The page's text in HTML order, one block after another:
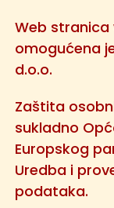
Web stranica
omogućena
d.o.o.
Zaštita
sukladno
Europskog
Uredba i
podataka.